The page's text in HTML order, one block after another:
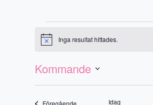
Evenemang
Notis Inga resultat hittades.
Vy-
navigering
Evenemang
vynavigering
Kommande
Välj
EvenemangIdag